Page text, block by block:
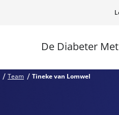
De Diabeter
Team Tineke van Lomwel